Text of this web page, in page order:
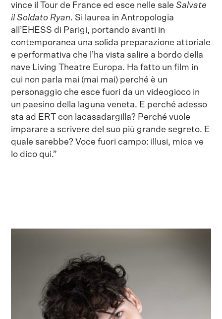
vince il Tour de France ed esce nelle saleSalvate
il Soldato Ryan. Si laurea in Antropologia
all’EHESS di Parigi, portando avanti in
contemporanea una solida preparazione attoriale
e performativa che l’ha vista salire a bordo della
nave Living Theatre Europa. Ha fatto un film in
cui non parla mai (mai mai) perché è un
personaggio che esce fuori da un videogioco in
un paesino della laguna veneta. E perché adesso
sta ad ERT con lacasadargilla? Perché vuole
imparare a scrivere del suo più grande segreto. E
quale sarebbe? Voce fuori campo: illusi, mica ve
lo dico qui.”